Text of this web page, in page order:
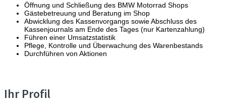
Öffnung und Schließung des BMW Motorrad Shops
Gästebetreuung und Beratung im Shop
Abwicklung des Kassenvorgangs sowie Abschluss des
Kassenjournals am Ende des Tages (nur Kartenzahlung)
Führen einer Umsatzstatistik
Pflege, Kontrolle und Überwachung des Warenbestands
Durchführen von Aktionen
Ihr Profil